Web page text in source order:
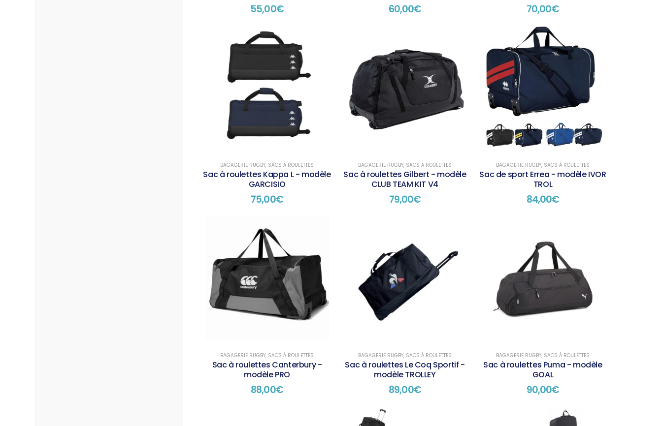
55,00€ 60,00€ 70,00€
BAGAGERIE RUGBY, SACS À ROULETTES
Sac à roulettes Kappa L - modèle
GARCISIO
75,00€
BAGAGERIE RUGBY, SACS À ROULETTES
Sac à roulettes Gilbert - modèle
CLUB TEAM KIT V4
79,00€
BAGAGERIE RUGBY, SACS À ROULETTES
Sac de sport Errea - modèle IVOR
TROL
84,00€
BAGAGERIE RUGBY, SACS À ROULETTES
Sac à roulettes Canterbury -
modèle PRO
88,00€
BAGAGERIE RUGBY, SACS À ROULETTES
Sac à roulettes Le Coq Sportif -
modèle TROLLEY
89,00€
BAGAGERIE RUGBY, SACS À ROULETTES
Sac à roulettes Puma - modèle
GOAL
90,00€